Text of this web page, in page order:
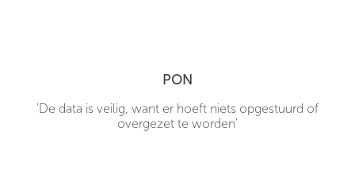
PON
'De data is veilig, want er hoeft niets opgestuurd of
overgezet te worden'